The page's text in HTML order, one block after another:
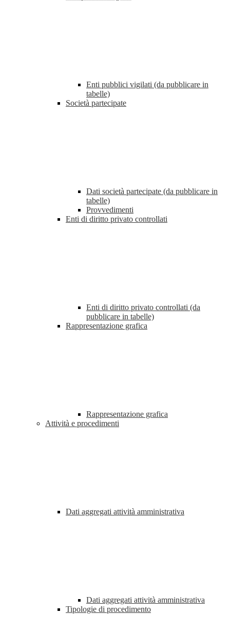
Enti pubblici vigilati (da pubblicare in
tabelle)
Società partecipate
Dati società partecipate (da pubblicare in
tabelle)
Provvedimenti
Enti di diritto privato controllati
Enti di diritto privato controllati (da
pubblicare in tabelle)
Rappresentazione grafica
Rappresentazione grafica
Attività e procedimenti
Dati aggregati attività amministrativa
Dati aggregati attività amministrativa
Tipologie di procedimento